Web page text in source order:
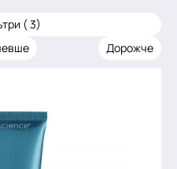
Фільтри ( 3)
Дорожче